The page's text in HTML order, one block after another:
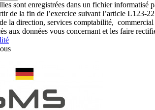
sont enregistrées dans un fichier
de la fin de l’exercice suivant l’article L123-
la direction, services comptabilité,
aux données vous concernant et les faire